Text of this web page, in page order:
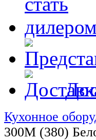
Кухонное
300М (380)